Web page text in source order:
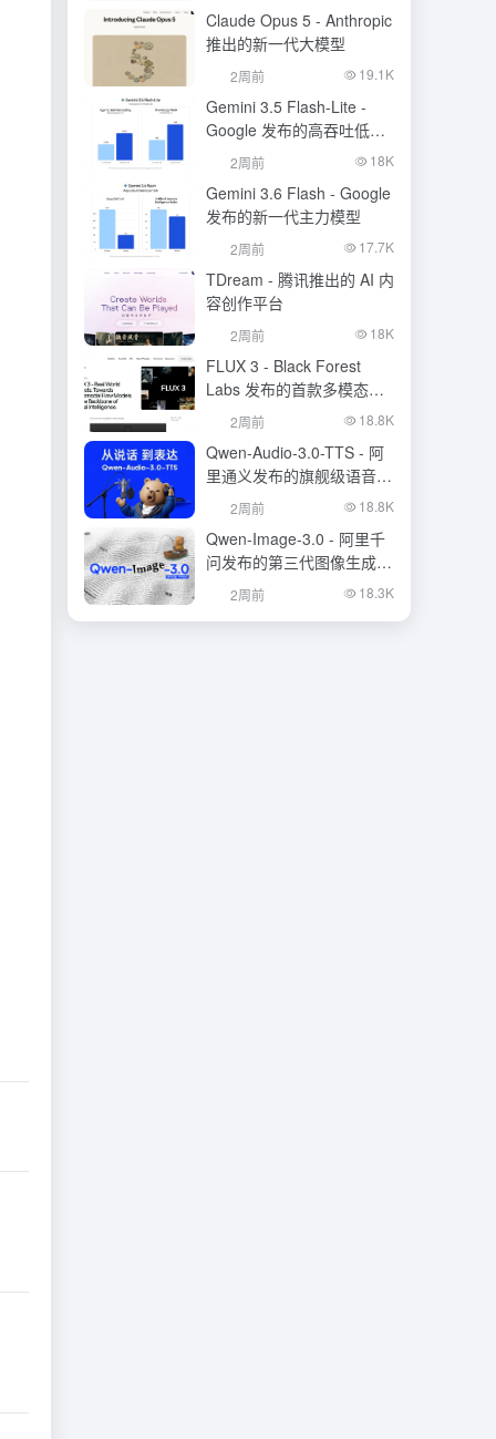
Claude Opus 5 - Anthropic
推出的新一代大模型
2周前 19.1K
Gemini 3.5 Flash-Lite -
Google 发布的高吞吐低成
本模型
2周前 18K
Gemini 3.6 Flash - Google
发布的新一代主力模型
2周前 17.7K
TDream - 腾讯推出的 AI 内
容创作平台
2周前 18K
FLUX 3 - Black Forest
Labs 发布的首款多模态基
础模型
2周前 18.8K
Qwen-Audio-3.0-TTS - 阿
里通义发布的旗舰级语音合
成大模型
2周前 18.8K
Qwen-Image-3.0 - 阿里千
问发布的第三代图像生成基
础模型
2周前 18.3K